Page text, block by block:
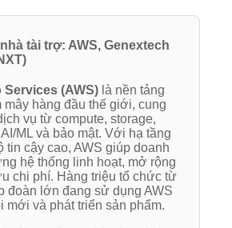
tài trợ: AWS, Genextech
Services (AWS) là nền tảng
mây hàng đầu thế giới, cung
vụ từ compute, storage,
ML và bảo mật. Với hạ tầng
tin cậy cao, AWS giúp doanh
hệ thống linh hoạt, mở rộng
chi phí. Hàng triệu tổ chức từ
đoàn lớn đang sử dụng AWS
mới và phát triển sản phẩm.